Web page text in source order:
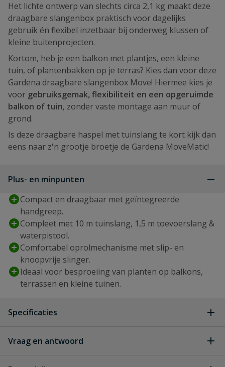
Het lichte ontwerp van slechts circa 2,1 kg maakt deze
draagbare slangenbox praktisch voor dagelijks
gebruik én flexibel inzetbaar bij onderweg klussen of
kleine buitenprojecten.
Kortom, heb je een balkon met plantjes, een kleine
tuin, of plantenbakken op je terras? Kies dan voor deze
Gardena draagbare slangenbox Move! Hiermee kies je
voor gebruiksgemak, flexibiliteit en een opgeruimde
balkon of tuin, zonder vaste montage aan muur of
grond.
Is deze draagbare haspel met tuinslang te kort kijk dan
eens naar z'n grootje broetje de Gardena MoveMatic!
Plus- en minpunten
Compact en draagbaar met geïntegreerde
handgreep.
Compleet met 10 m tuinslang, 1,5 m toevoerslang &
waterpistool.
Comfortabel oprolmechanisme met slip- en
knoopvrije slinger.
Ideaal voor besproeiing van planten op balkons,
terrassen en kleine tuinen.
Specificaties
Artikelnummer
18692-20.000.00
Vraag en antwoord